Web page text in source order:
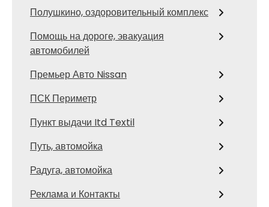
Полушкино, оздоровительный комплекс
Помощь на дороге, эвакуация
автомобилей
Премьер Авто Nissan
ПСК Периметр
Пункт выдачи Itd Textil
Путь, автомойка
Радуга, автомойка
Реклама и Контакты